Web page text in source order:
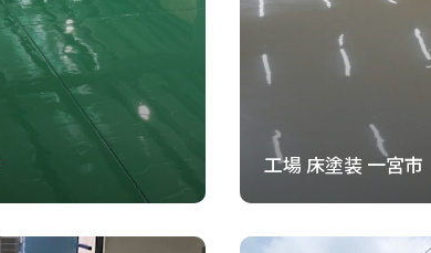
工場 床塗装 一宮市